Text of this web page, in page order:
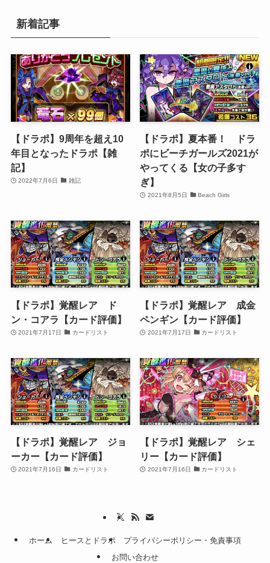
新着記事
【ドラポ】9周年を超え10
年目となったドラポ【雑
記】
2022年7月6日 雑記
【ドラポ】夏本番！ ドラ
ポにビーチガールズ2021が
やってくる【女の子多す
ぎ】
2021年8月5日 Beach Girls
【ドラポ】覚醒レア ド
ン・コアラ【カード評価】
2021年7月17日 カードリスト
【ドラポ】覚醒レア 成金
ペンギン【カード評価】
2021年7月17日 カードリスト
【ドラポ】覚醒レア ジョ
ーカー【カード評価】
2021年7月16日 カードリスト
【ドラポ】覚醒レア シェ
リー【カード評価】
2021年7月16日 カードリスト
ホーム ヒースとドラポ
プライバシーポリシー・免責事項
お問い合わせ